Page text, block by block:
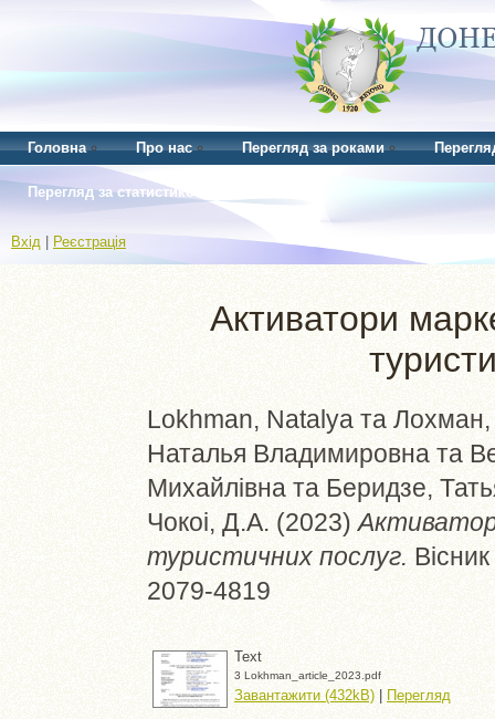
Головна Про нас Перегляд за роками
Перегляд за статистикою
Вхід Реєстрація
Активатори
Lokhman, Natalya та Лохман,
Наталья Владимировна та
Михайлівна та Беридзе,
Чокоі, Д.А. (2023)
туристичних послуг.
2079-4819
Text
3 Lokhman_article_2023.pdf
Завантажити (432kB) | Перегляд